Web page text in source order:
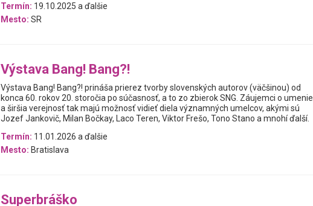
Termín: 19.10.2025 a ďalšie
Mesto: SR
Výstava Bang! Bang?!
Výstava Bang! Bang?! prináša prierez tvorby slovenských autorov (väčšinou) od
konca 60. rokov 20. storočia po súčasnosť, a to zo zbierok SNG. Záujemci o umenie
a širšia verejnosť tak majú možnosť vidieť diela významných umelcov, akými sú
Jozef Jankovič, Milan Bočkay, Laco Teren, Viktor Frešo, Tono Stano a mnohí ďalší.
Termín: 11.01.2026 a ďalšie
Mesto: Bratislava
Superbráško